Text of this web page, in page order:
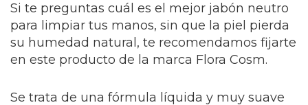
Si te preguntas cuál es el mejor jabón neutro
para limpiar tus manos, sin que la piel pierda
su humedad natural, te recomendamos fijarte
en este producto de la marca Flora Cosm.
Se trata de una fórmula líquida y muy suave